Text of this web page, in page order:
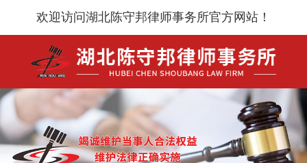
欢迎访问湖北陈守邦律师事务所官方网站！